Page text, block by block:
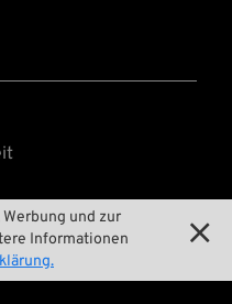
und zur
Informationen
